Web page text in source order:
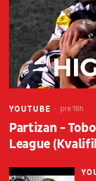
YOUTUBE pre 18h
Partizan -
League